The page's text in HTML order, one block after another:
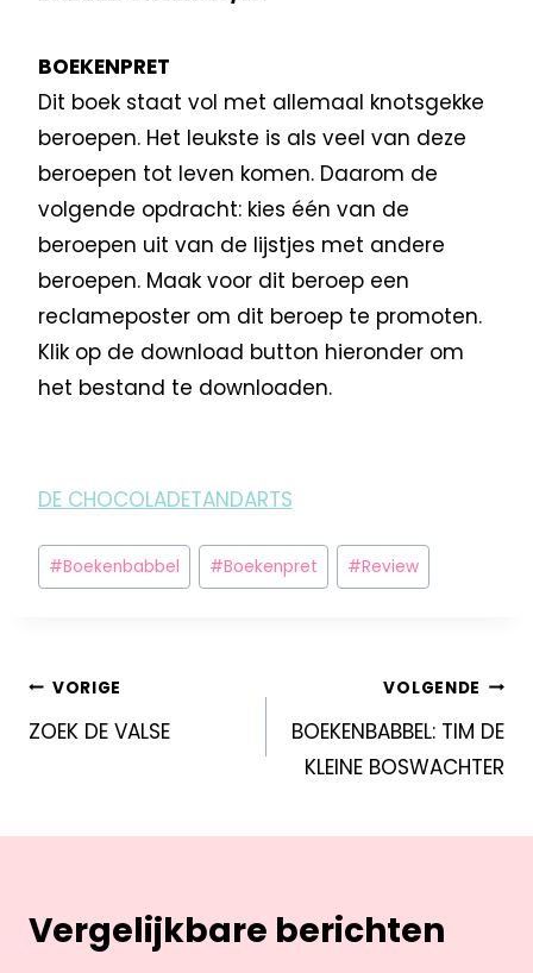
BOEKENPRET
Dit boek staat vol met allemaal knotsgekke
beroepen. Het leukste is als veel van deze
beroepen tot leven komen. Daarom de
volgende opdracht: kies één van de
beroepen uit van de lijstjes met andere
beroepen. Maak voor dit beroep een
reclameposter om dit beroep te promoten.
Klik op de download button hieronder om
het bestand te downloaden.
DE CHOCOLADETANDARTS
#Boekenbabbel #Boekenpret #Review
VORIGE
ZOEK DE VALSE
VOLGENDE
BOEKENBABBEL: TIM DE
KLEINE BOSWACHTER
Vergelijkbare berichten